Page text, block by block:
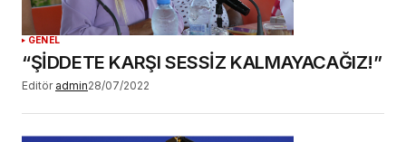
GENEL
“ŞİDDETE KARŞI SESSİZ KALMAYACAĞIZ!”
Editör admin28/07/2022